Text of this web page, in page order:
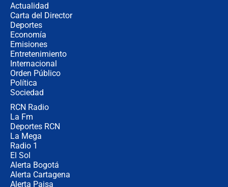
Actualidad
Carta del Director
Deportes
Economía
Emisiones
Entretenimiento
Internacional
Orden Público
Política
Sociedad
RCN Radio
La Fm
Deportes RCN
La Mega
Radio 1
El Sol
Alerta Bogotá
Alerta Cartagena
Alerta Paisa